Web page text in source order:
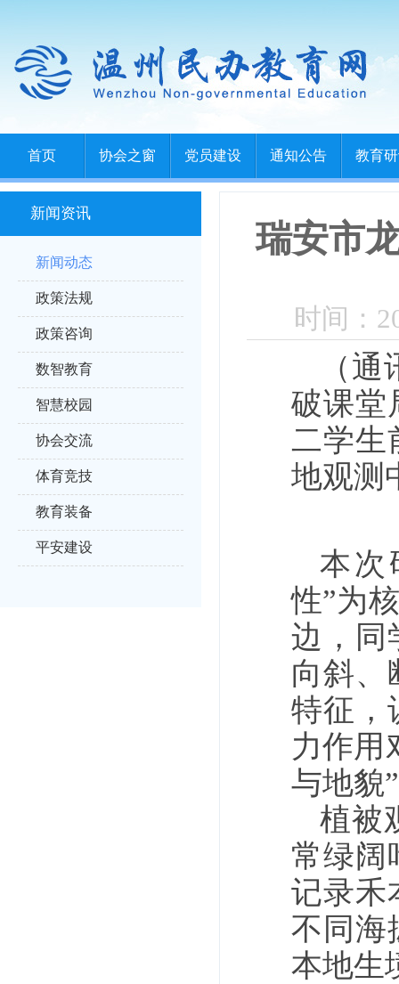
首页 协会之窗 党员建设 通知公告 教育
新闻资讯
新闻动态
政策法规
政策咨询
数智教育
智慧校园
协会交流
体育竞技
教育装备
平安建设
瑞安市
时间：
（
破课堂
二学生
地观测
本次
性”为
边，同
向斜、
特征，
力作用
与地貌
植被
常绿阔
记录禾
不同海
本地生